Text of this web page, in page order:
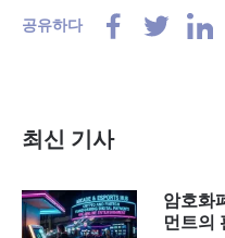
공유하다
최신 기사
암호화
먼트의